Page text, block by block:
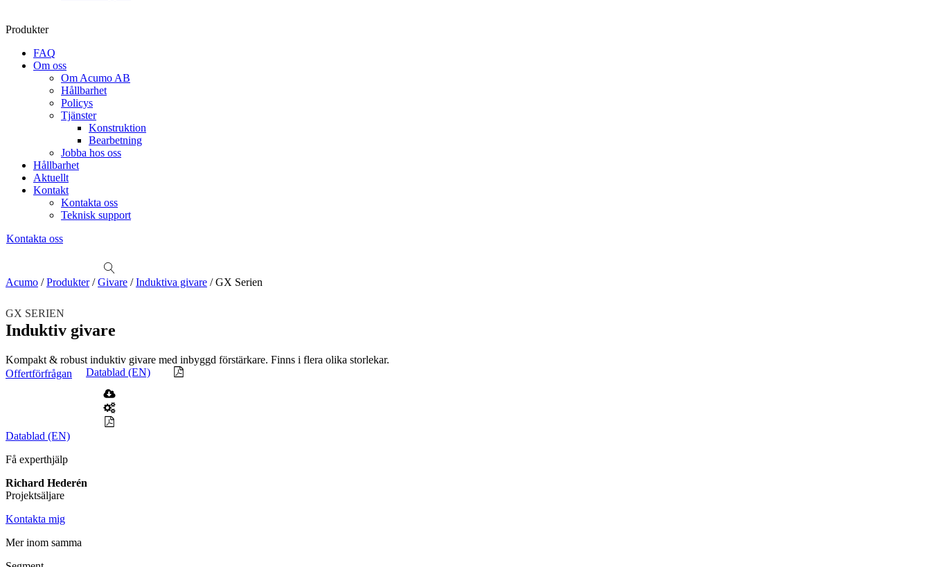
Produkter
FAQ
Om oss
Om Acumo AB
Hållbarhet
Policys
Tjänster
Konstruktion
Bearbetning
Jobba hos oss
Hållbarhet
Aktuellt
Kontakt
Kontakta oss
Teknisk support
Kontakta oss
Se alla kategorier Se alla produkter Se alla leverantörer
Teknisk support
Offertförfrågan
Mekanik
LinjärenheterAxelkopplingarKulskruvarSkenstyrningar
Positionsvisare / Mätklockor
Wire-moduler
Motion
LinjärmotorerServodrifter
Mätning
Mätskalor
Räknare / Displayer
Givare
Maskinsäkerhet
Acumo /Produkter/Givare /Induktiva givare /GX Serien
GX SERIEN
Induktiv givare
Kompakt & robust induktiv givare med inbyggd förstärkare. Finns i flera olika storlekar.
Offertförfrågan
Datablad (EN)
Datablad (EN)
Få experthjälp
Richard Hederén
Projektsäljare
Kontakta mig
Mer inom samma